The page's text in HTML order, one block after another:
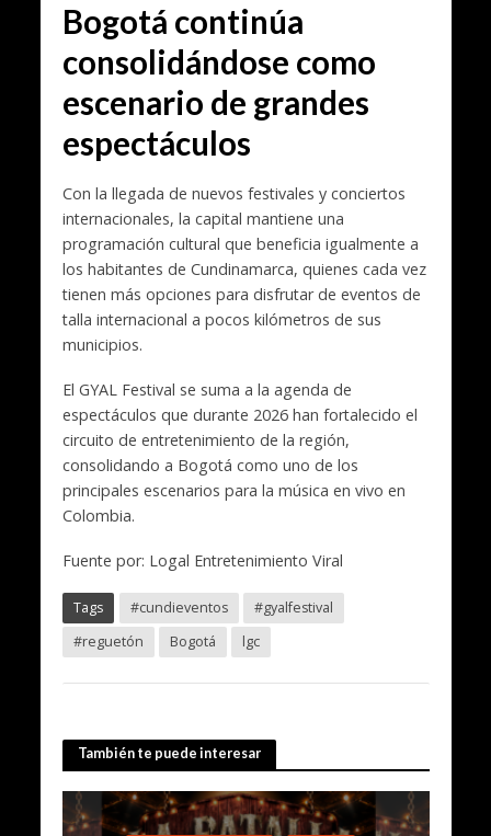
Bogotá continúa
consolidándose como
escenario de grandes
espectáculos
Con la llegada de nuevos festivales y conciertos
internacionales, la capital mantiene una
programación cultural que beneficia igualmente a
los habitantes de Cundinamarca, quienes cada vez
tienen más opciones para disfrutar de eventos de
talla internacional a pocos kilómetros de sus
municipios.
El GYAL Festival se suma a la agenda de
espectáculos que durante 2026 han fortalecido el
circuito de entretenimiento de la región,
consolidando a Bogotá como uno de los
principales escenarios para la música en vivo en
Colombia.
Fuente por: Logal Entretenimiento Viral
Tags #cundieventos
#gyalfestival
#reguetón
Bogotá lgc
También te puede interesar